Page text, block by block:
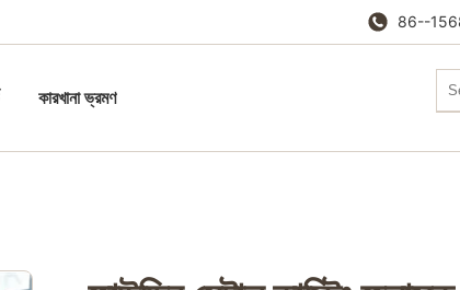
86--
কারখানা ভ্রমণ